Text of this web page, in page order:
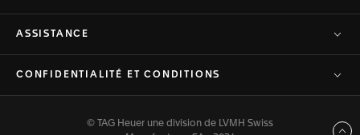
ASSISTANCE
CONFIDENTIALITÉ ET CONDITIONS
© TAG Heuer une division de LVMH Swiss